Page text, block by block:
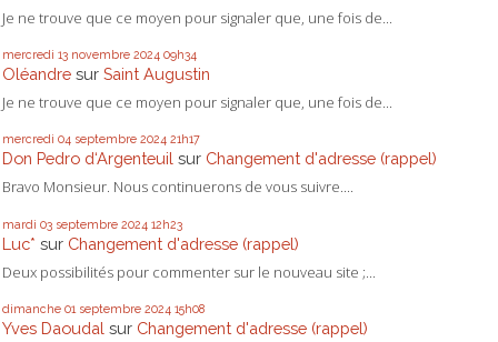
Je ne trouve que ce moyen pour signaler que, une fois de...
mercredi 13 novembre 2024 09h34
Oléandre sur Saint Augustin
Je ne trouve que ce moyen pour signaler que, une fois de...
mercredi 04 septembre 2024 21h17
Don Pedro d‘Argenteuil sur Changement d'adresse (rappel)
Bravo Monsieur. Nous continuerons de vous suivre....
mardi 03 septembre 2024 12h23
Luc* sur Changement d'adresse (rappel)
Deux possibilités pour commenter sur le nouveau site ;...
dimanche 01 septembre 2024 15h08
Yves Daoudal sur Changement d'adresse (rappel)